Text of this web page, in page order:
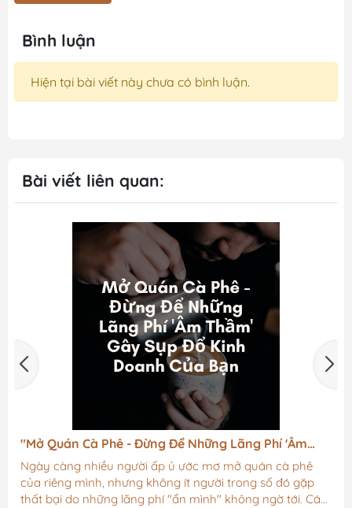
Bình luận
Hiện tại bài viết này chưa có bình luận.
Bài viết liên quan:
"Mở Quán Cà Phê - Đừng Để Những Lãng Phí 'Âm
Thầm' Gây Sụp Đổ "
Ngày càng nhiều người ấp ủ ước mơ mở quán cà phê
của riêng mình, nhưng không ít người trong số đó gặp
thất bại do những lãng phí "ẩn mình" không ngờ tới. Các